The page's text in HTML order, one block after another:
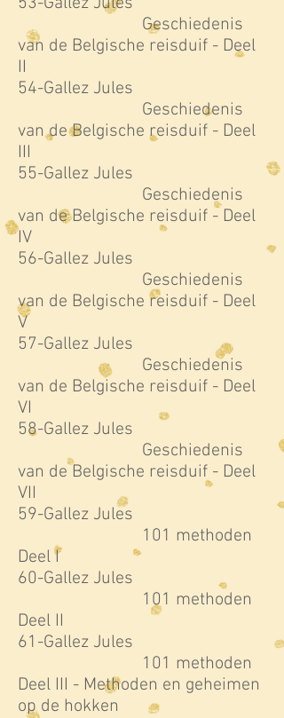
Geschiedenis
van de Belgische reisduif - Deel
II
54-Gallez Jules
Geschiedenis
van de Belgische reisduif - Deel
III
55-Gallez Jules
Geschiedenis
van de Belgische reisduif - Deel
IV
56-Gallez Jules
Geschiedenis
van de Belgische reisduif - Deel
V
57-Gallez Jules
Geschiedenis
van de Belgische reisduif - Deel
VI
58-Gallez Jules
Geschiedenis
van de Belgische reisduif - Deel
VII
59-Gallez Jules
101 methoden
Deel I
60-Gallez Jules
101 methoden
Deel II
61-Gallez Jules
101 methoden
Deel III - Methoden en geheimen
op de hokken